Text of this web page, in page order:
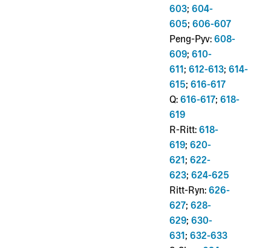
603; 604-
605; 606-607
Peng-Pyv: 608-
609; 610-
611 ; 612-613; 614-
615; 616-617
Q: 616-617; 618-
619
R-Ritt: 618-
619; 620-
621 ; 622-
623; 624-625
Ritt-Ryn: 626-
627; 628-
629; 630-
631 ; 632-633